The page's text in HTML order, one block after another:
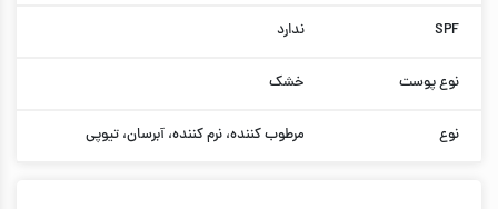
SPF ندارد
نوع پوست خشک
نوع مرطوب کننده، نرم کننده، آبرسان، تیوپی